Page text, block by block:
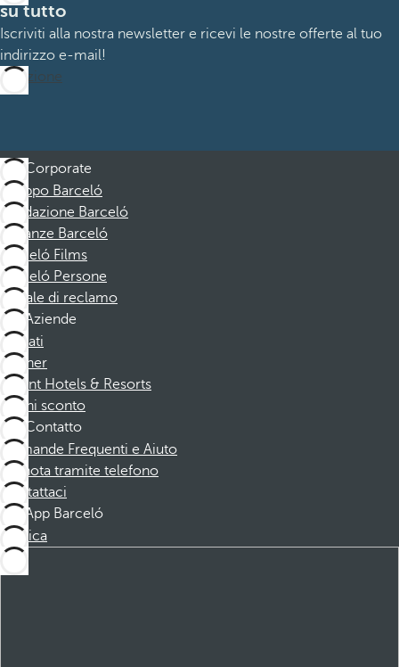
su tutto
Iscriviti alla nostra newsletter e ricevi le nostre offerte al tuo
indirizzo e-mail!
Iscrizione
Corporate
Gruppo Barceló
Fondazione Barceló
Vacanze Barceló
Barceló Films
Barceló Persone
Canale di reclamo
Aziende
Affiliati
Partner
Dorint Hotels & Resorts
Buoni sconto
Contatto
Domande Frequenti e Aiuto
Prenota tramite telefono
Contattaci
App Barceló
Scarica